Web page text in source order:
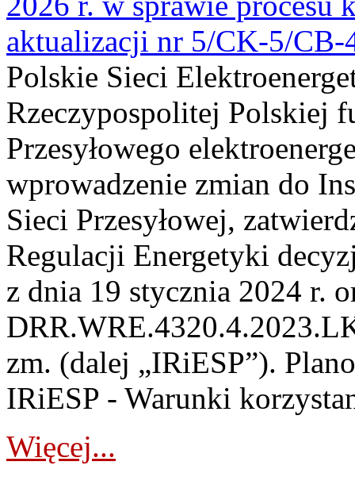
aktualizacji nr 5/CK-5/CB-
Polskie Sieci
Rzeczypospolitej Polskiej
Przesyłowego
wprowadzenie zmian do
Sieci Przesyłowej,
Regulacji Energetyki
z dnia 19 stycznia 2024 r.
zm. (dalej „IRiESP”).
IRiESP - Warunki
Więcej...